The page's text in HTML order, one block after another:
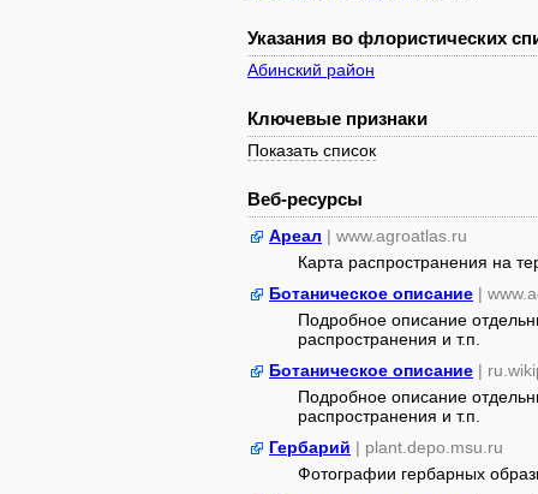
Указания во флористических
Абинский район
Ключевые признаки
Показать список
Веб-ресурсы
Ареал | www.agroatlas.ru
Карта распространения на
Ботаническое описание |
Подробное описание
распространения и т.п.
Ботаническое описание |
Подробное описание
распространения и т.п.
Гербарий | plant.depo.msu.ru
Фотографии гербарных